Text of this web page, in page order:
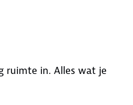
ruimte in. Alles wat je